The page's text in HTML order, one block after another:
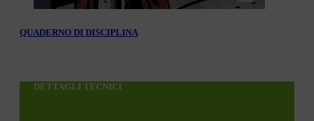
QUADERNO DI DISCIPLINA
DETTAGLI TECNICI